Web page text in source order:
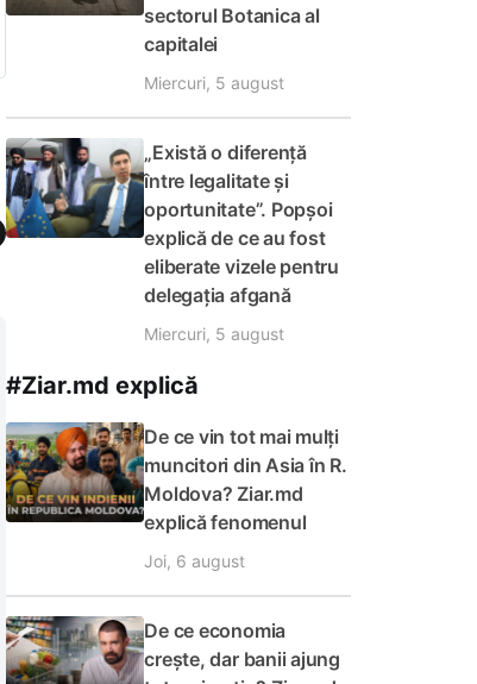
sectorul Botanica al
capitalei
Miercuri, 5 august
„Există o diferență
între legalitate și
oportunitate”. Popșoi
explică de ce au fost
eliberate vizele pentru
delegația afgană
Miercuri, 5 august
#Ziar.md explică
De ce vin tot mai mulți
muncitori din Asia în R.
Moldova? Ziar.md
explică fenomenul
Joi, 6 august
De ce economia
crește, dar banii ajung